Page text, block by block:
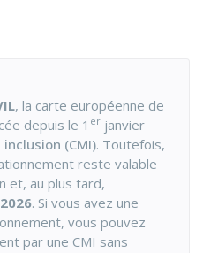
, la carte européenne de
depuis le 1 er janvier
(CMI). Toutefois,
reste valable
et, au plus tard,
. Si vous avez une
vous pouvez
par une CMI sans